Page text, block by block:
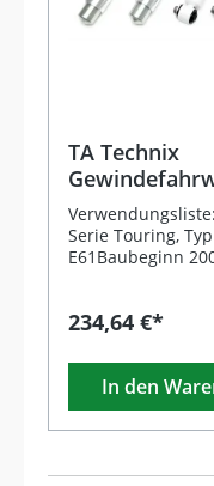
TA Technix
passend für
Serie Touring
Hinterachse =
Serie Touring, Typ
E61Baubeginn
Hinterachseohne
Technix
bietet Ihnen eine
Tieferlegung und
dynamisches
BMW 5er Touring
234,64 €*
In den